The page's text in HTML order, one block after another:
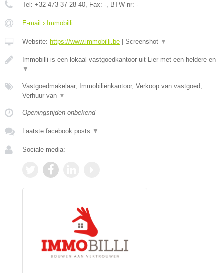
Tel: +32 473 37 28 40, Fax: -, BTW-nr: -
E-mail › Immobilli
Website: https://www.immobilli.be Screenshot ▼
Immobilli is een lokaal vastgoedkantoor uit Lier met een heldere en
▼
Vastgoedmakelaar, Immobiliënkantoor, Verkoop van vastgoed,
Verhuur van ▼
Openingstijden onbekend
Laatste facebook posts ▼
Sociale media: